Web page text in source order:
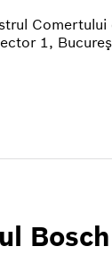
1,